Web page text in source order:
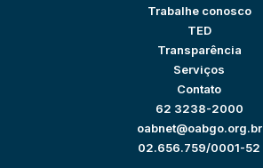
Trabalhe conosco
TED
Transparência
Serviços
Contato
62 3238-2000
oabnet@oabgo.org.br
02.656.759/0001-52